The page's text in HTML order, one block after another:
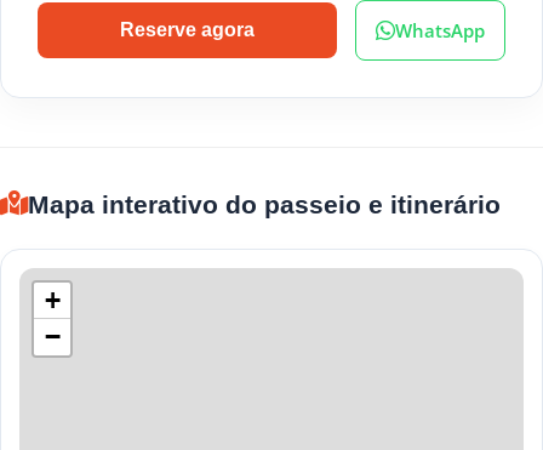
Reserve agora WhatsApp
Mapa interativo do passeio e itinerário
+
−